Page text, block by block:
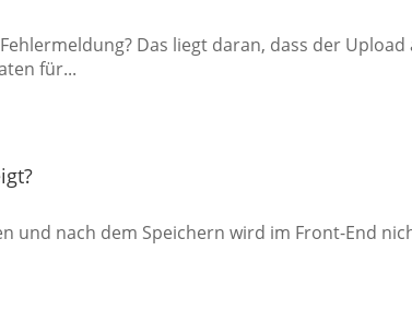
Das liegt daran, dass der Upload
für...
und nach dem Speichern wird im Front-End